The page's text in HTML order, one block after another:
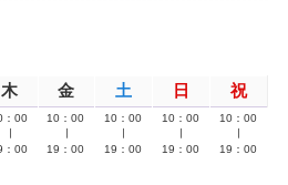
木 金 土 日 祝
：00
：00
10：00
19：00
10：00
19：00
10：00
19：00
10：00
19：00